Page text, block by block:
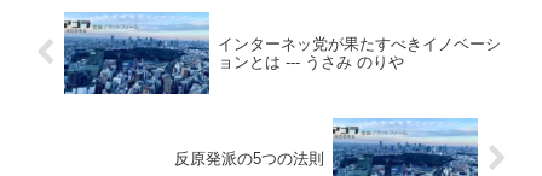
インターネッ党が果たすべきイノベーシ
ョンとは --- うさみ のりや
反原発派の5つの法則